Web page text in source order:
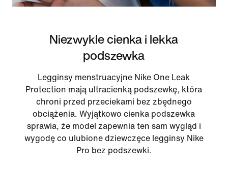
Niezwykle cienka i lekka
podszewka
Legginsy menstruacyjne Nike One Leak
Protection mają ultracienką podszewkę, która
chroni przed przeciekami bez zbędnego
obciążenia. Wyjątkowo cienka podszewka
sprawia, że model zapewnia ten sam wygląd i
wygodę co ulubione dziewczęce legginsy Nike
Pro bez podszewki.